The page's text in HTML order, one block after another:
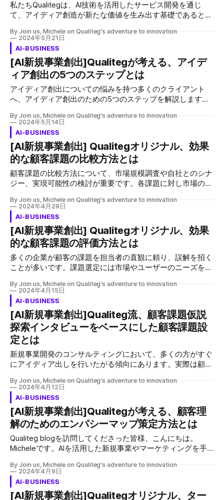
私たちQualitegは、AI技術を活用したサービス開発を通じ
て、アイディア創造が新たな価値を生み出す基礎であると考
オープンマインドを持ち続けることが重要です。また、生成
AIを活用しながら、異なる背景を持つチームメンバーからの
積極的な参加を促します。早期のプロトタイピングと検証も
推奨し、アイディアに固執せず、広い選択肢から最適なもの
を選び出す柔軟性を持つことが、成功への鍵です。
By Join us, Michele on Qualiteg's adventure to innovation
2024年5月21日
AI-BUSINESS
[AI新規事業創出]Qualitegが考える、アイデ
ィア創出の5つのステップとは
アイディア創出についての悩みを持つ多くのクライアント
へ、アイディア創出のための5つのステップを解説します。
基づいてアイディアを創造、深堀、サービス設計、ビジネス
モデル設計、そして評価の順に進めます。このプロセスは、
単にアイディアを出すだけでなく、実際に事業として成立す
るかを検証し、事業責任者との事前合意に基づく目的に沿っ
たアイディアを選定することを目指します。
By Join us, Michele on Qualiteg's adventure to innovation
2024年5月14日
AI-BUSINESS
[AI新規事業創出] Qualitegオリジナル、効果
的な顧客課題の比較方法とは
顧客課題の比較方法について、市場規模調査や自社とのシナ
ジー、実現可能性の検討が重要です。各課題に対し市場の潜
価し、最終的に調査結果を得点化して比較することで、参入
すべき市場を明確にします。
By Join us, Michele on Qualiteg's adventure to innovation
2024年4月29日
AI-BUSINESS
[AI新規事業創出] Qualitegオリジナル、効果
的な顧客課題の評価方法とは
多くの企業が顧客の課題を担当者の直観に頼り、誤解を招く
ことが多いです。課題選定には市場やユーザーのニーズを深
Qualitegの提案では、事業責任者との初期合意に基づき、目
的に適した課題を選ぶべきと考えています。
By Join us, Michele on Qualiteg's adventure to innovation
2024年4月15日
AI-BUSINESS
[AI新規事業創出]Qualiteg流、顧客課題仮説
探索インタビューをベースにした顧客課題設
定とは
新規事業開発のコンサルティングにおいて、多くの方がすぐ
にアイディア出しを行いたがる傾向にあります。実際は顧客
企画につながります。このプロセスには顧客のニーズの再確
認、インサイトの抽出、そして「How Might We」というフ
レームワークを用いた課題の発散が含まれます。
By Join us, Michele on Qualiteg's adventure to innovation
2024年4月12日
AI-BUSINESS
[AI新規事業創出]Qualitegが考える、顧客理
解のためのエンパシーマップ策定方法とは
Qualiteg blogを訪問してくださった皆様、こんにちは。
Micheleです。AIを活用した新規事業やマーケティングを手
あります。AIを用いた事業展開を検討されている方々が共通
して直面するであろう課題に対して、このブログを通じて私
なりの解答をご提供したいと思います。 新規事業開発経験
By Join us, Michele on Qualiteg's adventure to innovation
2024年4月9日
AI-BUSINESS
[AI新規事業創出]Qualitegオリジナル、ター